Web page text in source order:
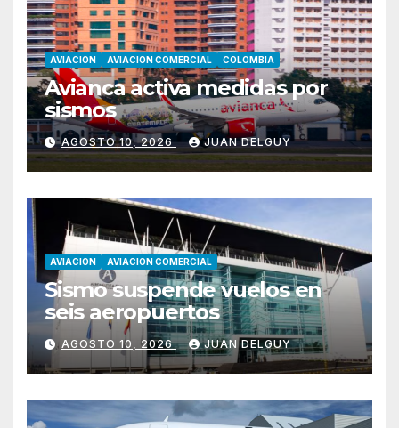
AVIACION AVIACION COMERCIAL COLOMBIA
Avianca activa medidas por
sismos
AGOSTO 10, 2026 JUAN DELGUY
AVIACION AVIACION COMERCIAL
Sismo suspende vuelos en
seis aeropuertos
AGOSTO 10, 2026 JUAN DELGUY